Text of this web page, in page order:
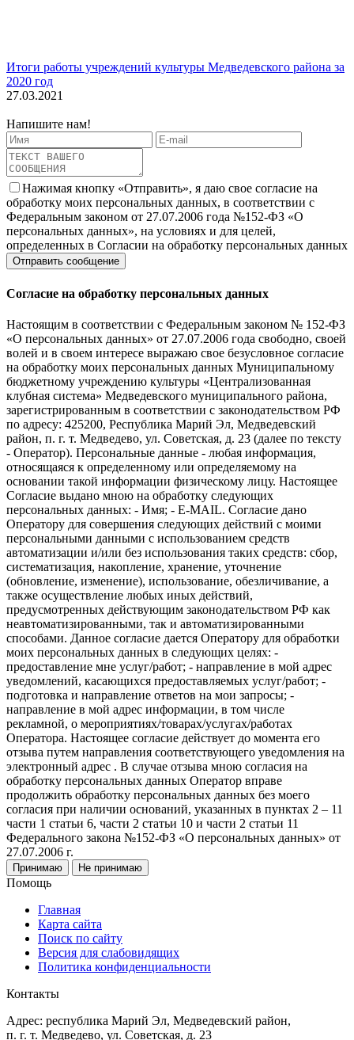
Итоги работы учреждений культуры Медведевского района за
2020 год
27.03.2021
Напишите нам!
Нажимая кнопку «Отправить», я даю свое согласие на
обработку моих персональных данных, в соответствии с
Федеральным законом от 27.07.2006 года №152-ФЗ «О
персональных данных», на условиях и для целей,
определенных в Согласии на обработку персональных данных
Согласие на обработку персональных данных
Настоящим в соответствии с Федеральным законом № 152-ФЗ
«О персональных данных» от 27.07.2006 года свободно, своей
волей и в своем интересе выражаю свое безусловное согласие
на обработку моих персональных данных Муниципальному
бюджетному учреждению культуры «Централизованная
клубная система» Медведевского муниципального района,
зарегистрированным в соответствии с законодательством РФ
по адресу: 425200, Республика Марий Эл, Медведевский
район, п. г. т. Медведево, ул. Советская, д. 23 (далее по тексту
- Оператор). Персональные данные - любая информация,
относящаяся к определенному или определяемому на
основании такой информации физическому лицу. Настоящее
Согласие выдано мною на обработку следующих
персональных данных: - Имя; - E-MAIL. Согласие дано
Оператору для совершения следующих действий с моими
персональными данными с использованием средств
автоматизации и/или без использования таких средств: сбор,
систематизация, накопление, хранение, уточнение
(обновление, изменение), использование, обезличивание, а
также осуществление любых иных действий,
предусмотренных действующим законодательством РФ как
неавтоматизированными, так и автоматизированными
способами. Данное согласие дается Оператору для обработки
моих персональных данных в следующих целях: -
предоставление мне услуг/работ; - направление в мой адрес
уведомлений, касающихся предоставляемых услуг/работ; -
подготовка и направление ответов на мои запросы; -
направление в мой адрес информации, в том числе
рекламной, о мероприятиях/товарах/услугах/работах
Оператора. Настоящее согласие действует до момента его
отзыва путем направления соответствующего уведомления на
электронный адрес . В случае отзыва мною согласия на
обработку персональных данных Оператор вправе
продолжить обработку персональных данных без моего
согласия при наличии оснований, указанных в пунктах 2 – 11
части 1 статьи 6, части 2 статьи 10 и части 2 статьи 11
Федерального закона №152-ФЗ «О персональных данных» от
27.07.2006 г.
Принимаю Не принимаю
Помощь
Главная
Карта сайта
Поиск по сайту
Версия для слабовидящих
Политика конфиденциальности
Контакты
Адрес: республика Марий Эл, Медведевский район,
п. г. т. Медведево, ул. Советская, д. 23